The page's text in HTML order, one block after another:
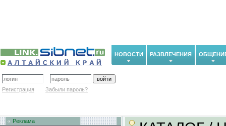
НОВОСТИ РАЗВЛЕЧЕНИЯ
Регистрация Забыли пароль?
Реклама